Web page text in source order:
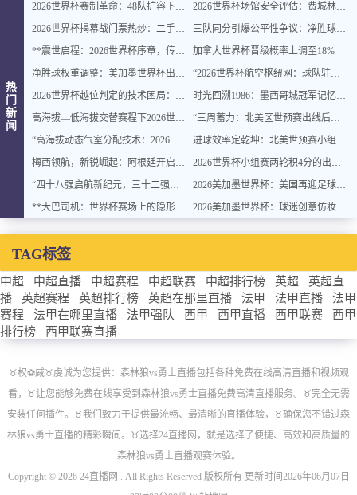
热
门
新
闻
2026世界杯赛制革命：48队扩容下的32强淘汰赛对阵逻辑与规则重塑深度解读
2026世界杯揭幕战门票热炒：二手价翻倍仍被瞬间抢空
**震世启程：2026世界杯序章，传奇燃动**
净胜球权重调整：美加墨世界杯出线规则或迎结构性变化
2026世界杯越位判定的技术困局：毫米级精确与物理极限的博弈边界
高海拔—低海拔交替赛程下2026世界杯球员血氧饱和度的动态追踪与影响机制分析
“高海拔动态气室分配技术：2026世界杯官方用球方案”
梅西领航，新锐崛起：阿根廷开启卫冕新征程
“四十八强启航新纪元，三十二强封存旧章：2026世界杯重塑格局”
**大巴司机：世界杯赛场上的隐形战术指挥官与极限驾驶训练**
2026世界杯场馆安全评估：费城林肯金融球场观众疏散通道宽度合规性深度分析
三队同分引爆公平性争议：净胜球规则再遭质疑
加拿大世界杯晋级概率上调至18%
“2026世界杯航空枢纽网：球队驻地与赛场的快速衔接设计”
时光回溯1986：墨西哥城冠军记忆主题民宿，重燃你的世界杯情怀
“三周蓄力：北美区世预赛出线后的体能优化策略”
进球效率定乾坤：北美世预赛小组排名背后的转化率密码
2026世界杯小组赛两轮积4分的出线概率与晋级稳定性分析
2026美加墨世界杯：美国再迎足球盛宴
2026美加墨世界杯：球迷创意仿妆致敬球星
TAG标签
中超 中超直播 中超赛程 中超联赛 中超排行榜 英超
英超直
播
英超赛程 英超排行榜 英超在那里直播 法甲 法甲直播
法甲
赛程
法甲在哪里直播 法甲强队 西甲 西甲直播 西甲联赛
西甲
排行榜
西甲联赛直播
♉️权⚽威♉️虔诚为您提供：森林狼vs勇士直播包括各种免费在线高清直播和视频观
看，♉️让您能够免费在线享受到森林狼vs勇士直播免费高清直播服务。♉️完全无需
安装任何插件。♉️我们致力于提供最流畅、最清晰的直播体验，♉️确保您不错过森
林狼vs勇士直播的精彩瞬间。♉️选择24直播网，就是选择了便捷、高效和高质量的
森林狼vs勇士直播观赛体验。
Copyright © 2026 24直播网 . All Rights Reserved 版权所有 更新时间2026年06月07日